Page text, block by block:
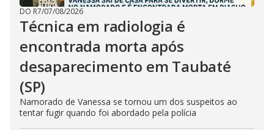
DO R7/07/08/2026
Técnica em radiologia é
encontrada morta após
desaparecimento em Taubaté
(SP)
Namorado de Vanessa se tornou um dos suspeitos ao
tentar fugir quando foi abordado pela polícia